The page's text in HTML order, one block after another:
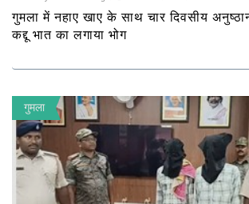
गुमला में नहाए खाए के साथ चार दिवसीय
कद्दू भात का लगाया भोग
गुमला